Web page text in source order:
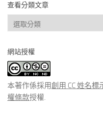
查看分類文章
查
看
類
文
章
網站授權
本著作係採用創用 CC 姓名
權條款授權.